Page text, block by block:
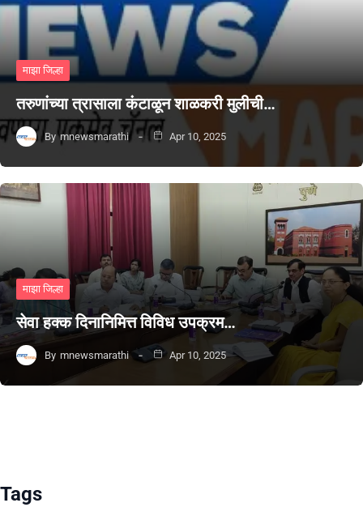
माझा जिल्हा
तरुणांच्या त्रासाला कंटाळून शाळकरी मुलीची…
By mnewsmarathi Apr 10, 2025
माझा जिल्हा
सेवा हक्क दिनानिमित्त विविध उपक्रम…
By mnewsmarathi Apr 10, 2025
Tags